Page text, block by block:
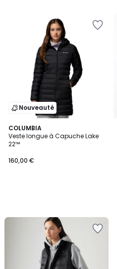
Nouveauté
COLUMBIA
Veste longue à Capuche Lake
22™
160,00 €